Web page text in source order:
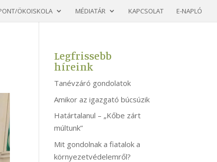
ÖKOISKOLA MÉDIATÁR KAPCSOLAT E-NAPLÓ
Legfrissebb
híreink
Tanévzáró gondolatok
Amikor az igazgató búcsúzik
Határtalanul – „Kőbe zárt
múltunk”
Mit gondolnak a fiatalok a
környezetvédelemről?